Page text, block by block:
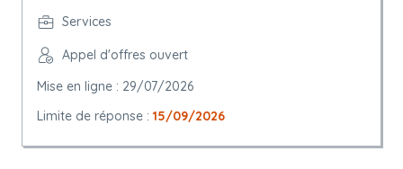
Services
Appel d'offres ouvert
Mise en ligne : 29/07/2026
Limite de réponse : 15/09/2026